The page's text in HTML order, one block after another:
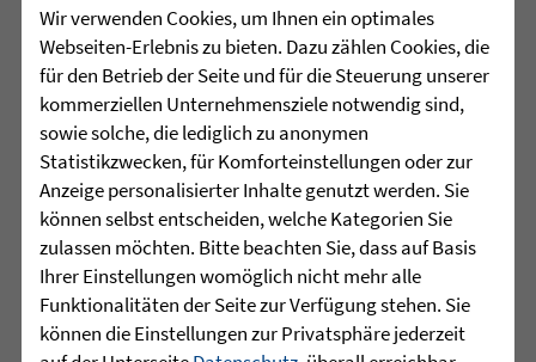
und Klimaschutzes. Unter dem Motto
„Aus alt mach neu“ beschäftigten sich
die Schülerinnen und Schüler im
Rahmen einer Projektwoche intensiv
mit den Themen Müllvermeidung, ...
mehr lesen
29.07.2026 | •HÖR-SPRACHZENTRUM
Wir verwenden Cookies, um Ihnen ein optimales
Webseiten-Erlebnis zu bieten. Dazu zählen Cookies, die
für den Betrieb der Seite und für die Steuerung unserer
kommerziellen Unternehmensziele notwendig sind,
sowie solche, die lediglich zu anonymen
Statistikzwecken, für Komforteinstellungen oder zur
Anzeige personalisierter Inhalte genutzt werden. Sie
können selbst entscheiden, welche Kategorien Sie
zulassen möchten. Bitte beachten Sie, dass auf Basis
Ihrer Einstellungen womöglich nicht mehr alle
Funktionalitäten der Seite zur Verfügung stehen. Sie
können die Einstellungen zur Privatsphäre jederzeit